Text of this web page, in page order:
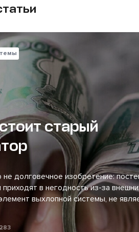
старый
долговечное изобретение:
в негодность из-за
выхлопной системы, не